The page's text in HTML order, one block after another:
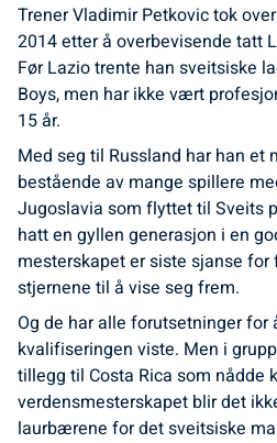
Trener Vladimir Petkovic tok
2014 etter å overbevisende tatt
Før Lazio trente han sveitsiske
Boys, men har ikke vært
15 år.
Med seg til Russland har han et
bestående av mange spillere
Jugoslavia som flyttet til Sveits
hatt en gyllen generasjon i en
mesterskapet er siste sjanse for
stjernene til å vise seg frem.
Og de har alle forutsetninger for
kvalifiseringen viste. Men i
tillegg til Costa Rica som nådde
verdensmesterskapet blir det
laurbærene for det sveitsiske